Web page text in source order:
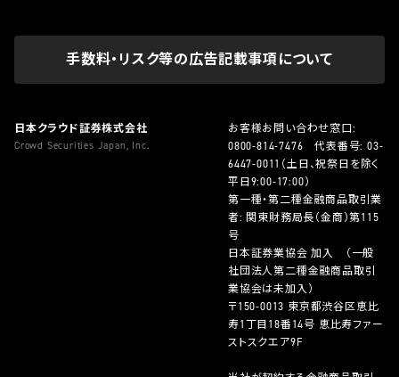
手数料・リスク等の広告記載事項について
日本クラウド証券株式会社
Crowd Securities Japan, Inc.
お客様お問い合わせ窓口:
0800-814-7476 代表番号:03-
6447-0011 （土日、祝祭日を除く
平日9:00-17:00）
第一種・第二種金融商品取引業
者: 関東財務局長（金商）第115
号
日本証券業協会 加入 （一般
社団法人第二種金融商品取引
業協会は未加入）
〒150-0013 東京都渋谷区恵比
寿1丁目18番14号 恵比寿ファー
ストスクエア9F